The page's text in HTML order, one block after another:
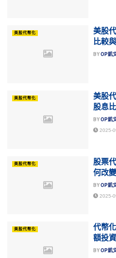
美股代幣化
美股
比較
BYOP凱
美股代幣化
美股
股息
BYOP凱
2025-
美股代幣化
股票
何改
BYOP凱
2025-
美股代幣化
代幣
額投
BYOP凱